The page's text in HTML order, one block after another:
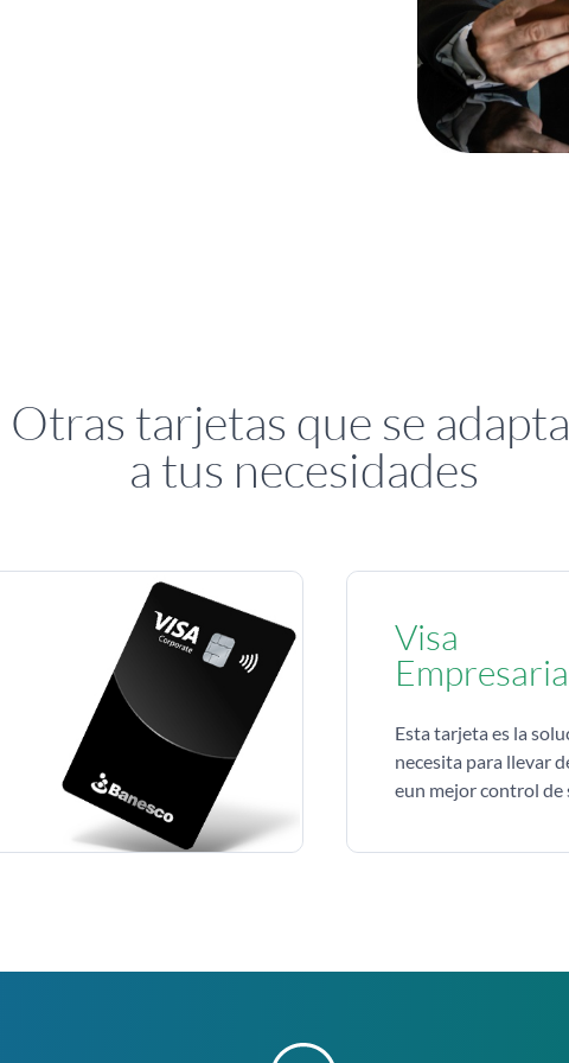
Otras tarjetas que se
a tus necesidades
Visa
Esta tarjeta es la
necesita para llevar
eun mejor control de